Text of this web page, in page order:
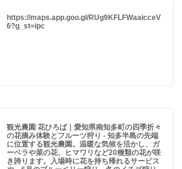
https://maps.app.goo.gl/RUg9KFLFWaaicceV
6?g_st=ipc
観光農園 花ひろば｜愛知県南知多町の四季折々
の花摘み体験とフルーツ狩り - 知多半島の先端
に位置する観光農園。温暖な気候を活かし、ガ
ーベラや菜の花、ヒマワリなど20種類の花が咲
き誇ります。入場時に花を持ち帰れるサービス